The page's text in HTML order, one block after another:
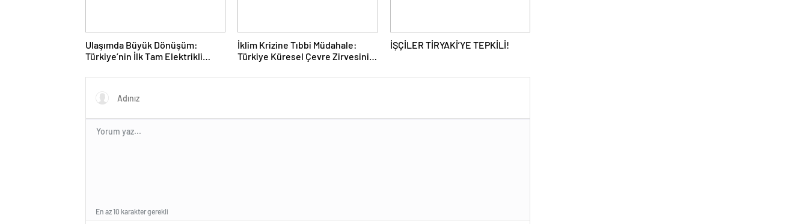
Ulaşımda Büyük Dönüşüm:
Türkiye’nin İlk Tam Elektrikli
İklim Krizine Tıbbi Müdahale:
Türkiye Küresel Çevre Zirvesinin
İŞÇİLER TİRYAKİ’YE TEPKİLİ!
En az 10 karakter gerekli